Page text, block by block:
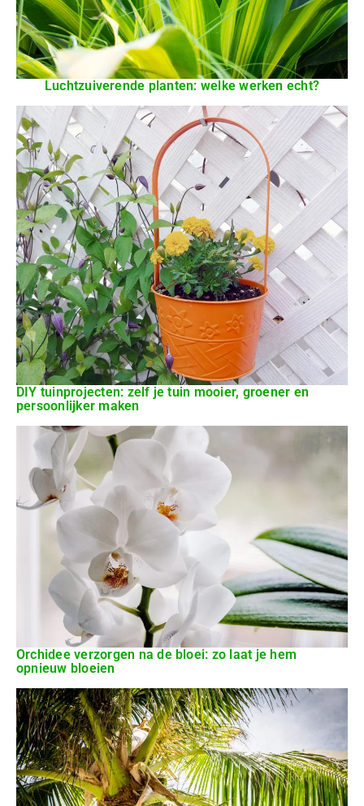
Luchtzuiverende planten: welke werken echt?
DIY tuinprojecten: zelf je tuin mooier, groener en
persoonlijker maken
Orchidee verzorgen na de bloei: zo laat je hem
opnieuw bloeien